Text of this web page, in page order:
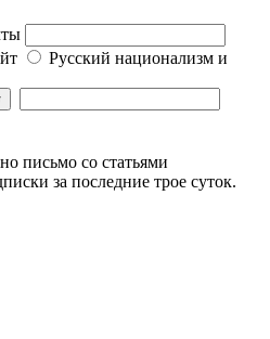
Русский национализм и
письмо со статьями
за последние трое суток.